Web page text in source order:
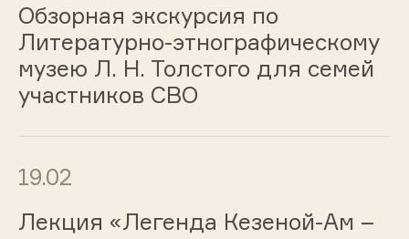
Обзорная экскурсия по
Литературно-этнографическому
музею Л. Н. Толстого для семей
участников СВО
19.02
Лекция «Легенда Кезеной-Ам –